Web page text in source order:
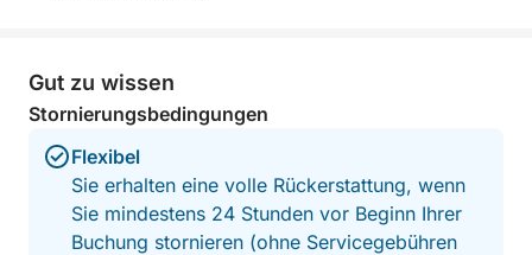
Gut zu wissen
Stornierungsbedingungen
Flexibel
Sie erhalten eine volle Rückerstattung, wenn
Sie mindestens 24 Stunden vor Beginn Ihrer
Buchung stornieren (ohne Servicegebühren